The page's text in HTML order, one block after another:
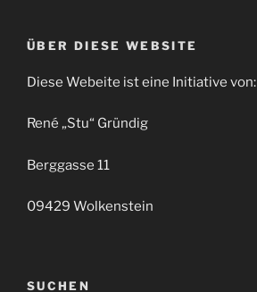
ÜBER DIESE WEBSITE
Diese Webeite ist eine Initiative von:
René „Stu“ Gründig
Berggasse 11
09429 Wolkenstein
SUCHEN